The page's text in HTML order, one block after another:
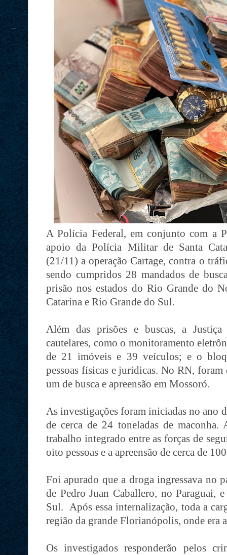
A Polícia Federal, em conjunto com a
apoio da Polícia Militar de Santa
(21/11) a operação Cartage, contra o
sendo cumpridos 28 mandados de
prisão nos estados do Rio Grande do
Catarina e Rio Grande do Sul.
Além das prisões e buscas, a
cautelares, como o monitoramento
de 21 imóveis e 39 veículos; e o
pessoas físicas e jurídicas. No RN,
um de busca e apreensão em Mossoró.
As investigações foram iniciadas no ano
de cerca de 24 toneladas de
trabalho integrado entre as forças de
oito pessoas e a apreensão de cerca de
Foi apurado que a droga ingressava no
de Pedro Juan Caballero, no Paraguai,
Sul. Após essa internalização, toda a
região da grande Florianópolis, onde era
Os investigados responderão pelos